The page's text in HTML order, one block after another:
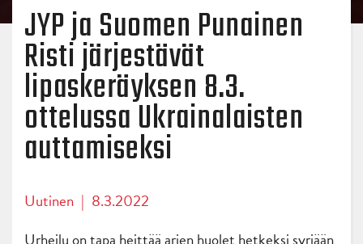
JYP ja Suomen Punainen
Risti järjestävät
lipaskeräyksen 8.3.
ottelussa Ukrainalaisten
auttamiseksi
Uutinen | 8.3.2022